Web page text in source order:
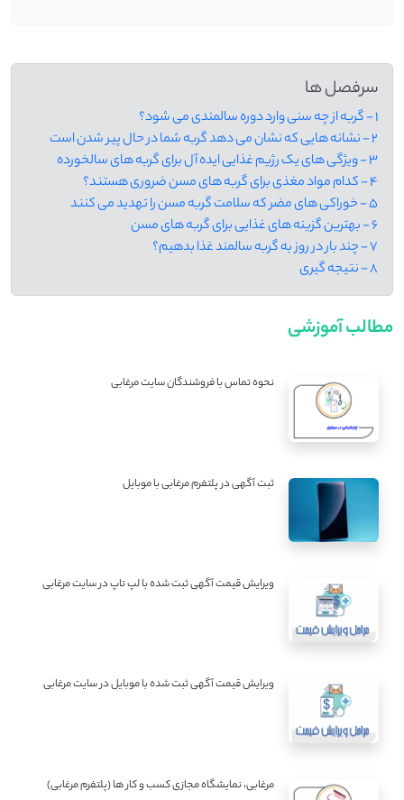
سرفصل ها
1 - گربه از چه سنی وارد دوره سالمندی می ‌شود؟
2 - نشانه‌ هایی که نشان می ‌دهد گربه شما در حال پیر شدن است
3 - ویژگی‌ های یک رژیم غذایی ایده ‌آل برای گربه‌ های سالخورده
4 - کدام مواد مغذی برای گربه ‌های مسن ضروری هستند؟
5 - خوراکی‌ های مضر که سلامت گربه مسن را تهدید می ‌کنند
6 - بهترین گزینه‌ های غذایی برای گربه‌ های مسن
7 - چند بار در روز به گربه سالمند غذا بدهیم؟
8 - نتیجه گیری
مطالب آموزشی
نحوه تماس با فروشندگان سایت مرغابی
ثبت آگهی در پلتفرم مرغابی با موبایل
ویرایش قیمت آگهی ثبت شده با لپ تاپ در سایت مرغابی
ویرایش قیمت آگهی ثبت شده با موبایل در سایت مرغابی
مرغابی، نمایشگاه مجازی کسب و کار ها (پلتفرم مرغابی)